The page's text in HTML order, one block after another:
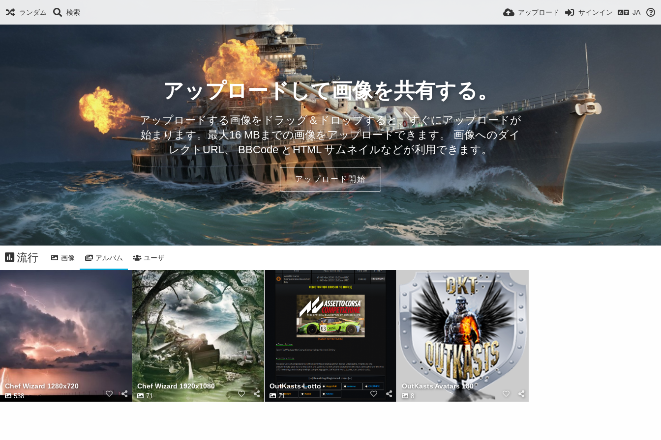
ランダム 検索 アップロード サインイン JA
アップロードして画像を共有する。
アップロードする画像をドラッグ＆ドロップすると、すぐにアップロードが
始まります。最大16 MBまでの画像をアップロードできます。 画像へのダイ
レクトURL、 BBCode とHTML サムネイルなどが利用できます。
アップロード開始
流行 画像 アルバム ユーザ
Chef Wizard 1280x720
538
Chef Wizard 1920x1080
71
OutKasts Lotto
21
OutKasts Avatars 180
8